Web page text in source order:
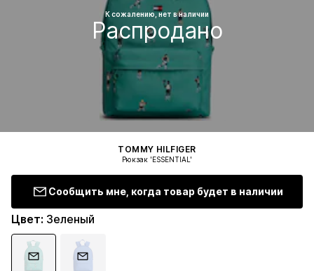
К сожалению, нет в наличии
Распродано
TOMMY HILFIGER
Рюкзак 'ESSENTIAL'
Сообщить мне, когда товар будет в наличии
Цвет: Зеленый